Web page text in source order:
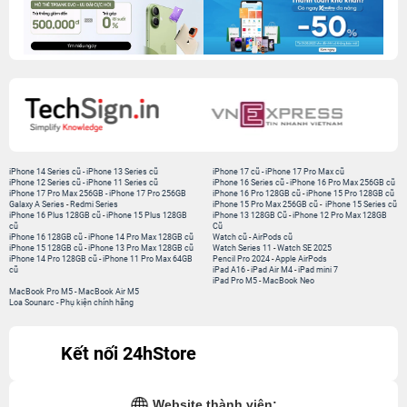
iPhone 14 Series cũ -iPhone 13 Series cũ
iPhone 12 Series cũ -iPhone 11 Series cũ
iPhone 17 Pro Max 256GB -iPhone 17 Pro 256GB
Galaxy A Series - Redmi Series
iPhone 17 cũ -iPhone 17 Pro Max cũ
iPhone 16 Series cũ - iPhone 16 Pro Max 256GB cũ
iPhone 16 Pro 128GB cũ -iPhone 15 Pro 128GB cũ
iPhone 15 Pro Max 256GB cũ - iPhone 15 Series cũ
iPhone 16 Plus 128GB cũ -iPhone 15 Plus 128GB
cũ
iPhone 16 128GB cũ -iPhone 14 Pro Max 128GB cũ
iPhone 15 128GB cũ -iPhone 13 Pro Max 128GB cũ
iPhone 14 Pro 128GB cũ -iPhone 11 Pro Max 64GB
cũ
iPhone 13 128GB Cũ -iPhone 12 Pro Max 128GB
Cũ
Watch cũ -AirPods cũ
Watch Series 11 -Watch SE 2025
Pencil Pro 2024 -Apple AirPods
iPad A16 -iPad Air M4 -iPad mini 7
iPad Pro M5 - MacBook Neo
MacBook Pro M5 - MacBook Air M5
Loa Sounarc - Phụ kiện chính hãng
Kết nối 24hStore